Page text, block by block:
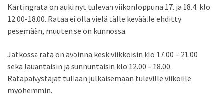
Kartingrata on auki nyt tulevan viikonloppuna 17. ja 18.4. klo
12.00-18.00. Rataa ei olla vielä tälle keväälle ehditty
pesemään, muuten se on kunnossa.
Jatkossa rata on avoinna keskiviikkoisin klo 17.00 – 21.00
sekä lauantaisin ja sunnuntaisin klo 12.00 – 18.00.
Ratapäivystäjät tullaan julkaisemaan tuleville viikoille
myöhemmin.